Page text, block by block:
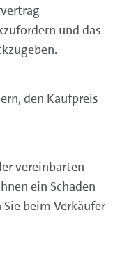
und das
den Kaufpreis
vereinbarten
ein Schaden
beim Verkäufer